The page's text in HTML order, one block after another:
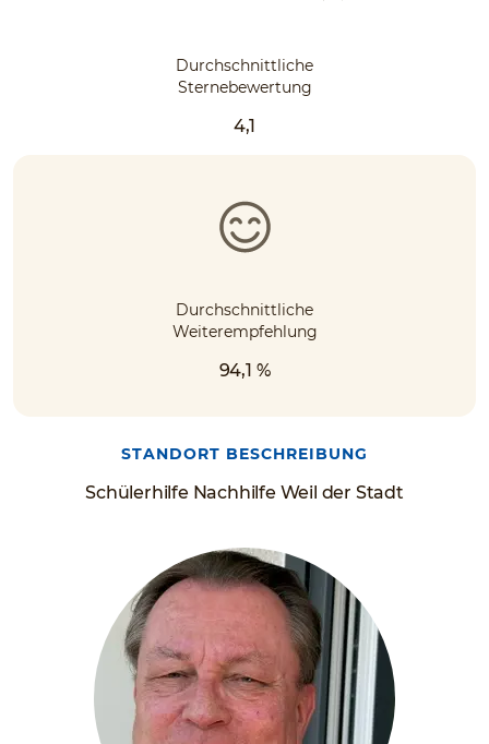
Durchschnittliche
Sternebewertung
4,1
Durchschnittliche
Weiterempfehlung
94,1 %
Schülerhilfe Nachhilfe Weil der Stadt
STANDORT BESCHREIBUNG